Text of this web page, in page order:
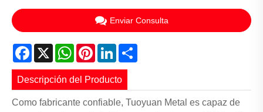
Enviar Consulta
Facebook
X WhatsApp
PinterestLinkedIn
Descripción del Producto
Como fabricante confiable, Tuoyuan Metal es capaz de